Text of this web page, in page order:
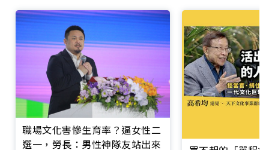
職場文化害慘生育率？逼女性二
選一，勞長：男性神隊友站出來